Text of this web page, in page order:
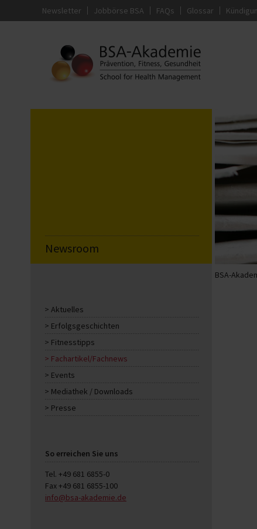
Newsletter Jobbörse BSA FAQs Glossar
Newsroom
Aktuelles
Erfolgsgeschichten
Fitnesstipps
Fachartikel/Fachnews
Events
Mediathek / Downloads
Presse
So erreichen Sie uns
Tel. +49 681 6855-0
Fax +49 681 6855-100
info@bsa-akademie.de
BSA-